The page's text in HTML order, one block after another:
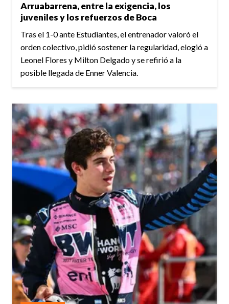
Arruabarrena, entre la exigencia, los
juveniles y los refuerzos de Boca
Tras el 1-0 ante Estudiantes, el entrenador valoró el
orden colectivo, pidió sostener la regularidad, elogió a
Leonel Flores y Milton Delgado y se refirió a la
posible llegada de Enner Valencia.